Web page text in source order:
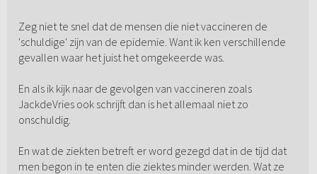
Zeg niet te snel dat de mensen die niet vaccineren de
'schuldige' zijn van de epidemie. Want ik ken verschillende
gevallen waar het juist het omgekeerde was.
En als ik kijk naar de gevolgen van vaccineren zoals
JackdeVries ook schrijft dan is het allemaal niet zo
onschuldig.
En wat de ziekten betreft er word gezegd dat in de tijd dat
men begon in te enten die ziektes minder werden. Wat ze